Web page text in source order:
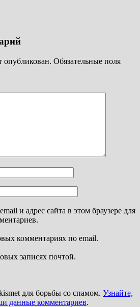
опубликован. Обязательные поля
и адрес сайта в этом браузере для
комментариях по email.
записях почтой.
для борьбы со спамом. Узнайте,
данные комментариев.